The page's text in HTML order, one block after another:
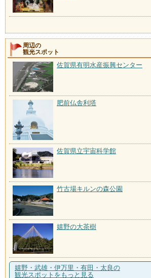
周辺の
観光スポット
佐賀県有明水産振興センター
肥前仏舎利塔
佐賀県立宇宙科学館
竹古場キルンの森公園
嬉野の大茶樹
嬉野・武雄・伊万里・有田・太良の
観光スポットをもっと見る